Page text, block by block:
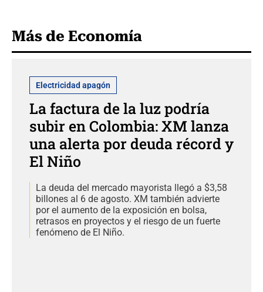
Más de Economía
Electricidad apagón
La factura de la luz podría
subir en Colombia: XM lanza
una alerta por deuda récord y
El Niño
La deuda del mercado mayorista llegó a $3,58
billones al 6 de agosto. XM también advierte
por el aumento de la exposición en bolsa,
retrasos en proyectos y el riesgo de un fuerte
fenómeno de El Niño.